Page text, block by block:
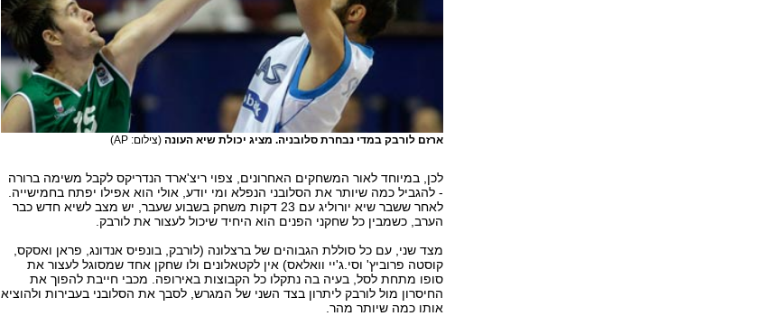
ארזם לורבק במדי נבחרת סלובניה. מציג יכולת שיא העונה (צילום: AP)
לכן, במיוחד לאור המשחקים האחרונים, צפוי ריצ'ארד הנדריקס לקבל משימה ברורה
- להגביל כמה שיותר את הסלובני הנפלא ומי יודע, אולי הוא אפילו יפתח בחמישייה.
לאחר ששבר שיא יורוליג עם 23 דקות משחק בשבוע שעבר, יש מצב לשיא חדש כבר
הערב, כשמבין כל שחקני הפנים הוא היחיד שיכול לעצור את לורבק.
מצד שני, עם כל סוללת הגבוהים של ברצלונה (לורבק, בונפיס אנדונג, פראן ואסקס,
קוסטה פרוביץ' וסי.ג'יי וואלאס) אין לקטאלונים ולו שחקן אחד שמסוגל לעצור את
סופו מתחת לסל, בעיה בה נתקלו כל הקבוצות באירופה. מכבי חייבת להפוך את
החיסרון מול לורבק ליתרון בצד השני של המגרש, לסבך את הסלובני בעבירות ולהוציא
אותו כמה שיותר מהר.